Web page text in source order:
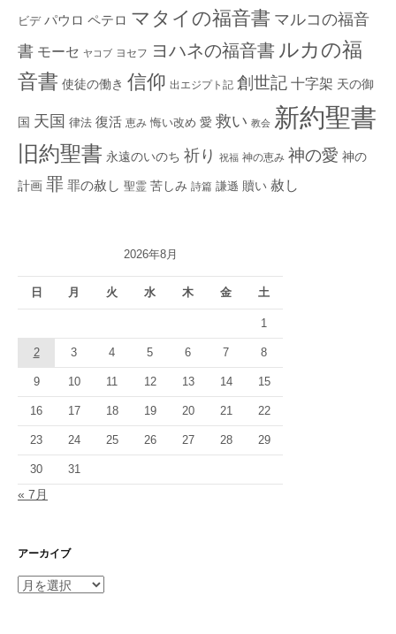
ビデ パウロ ペテロ マタイの福音書 マルコの福音
書 モーセ ヤコブ ヨセフ ヨハネの福音書 ルカの福
音書 使徒の働き 信仰 出エジプト記 創世記 十字架 天の御
国 天国 律法 復活 恵み 悔い改め 愛 救い 教会 新約聖書
旧約聖書 永遠のいのち 祈り 祝福 神の恵み 神の愛 神の
計画 罪 罪の赦し 聖霊 苦しみ 詩篇 謙遜 贖い 赦し
2026年8月
日 月 火 水 木 金 土
1
2 3 4 5 6 7 8
9 10 11 12 13 14 15
16 17 18 19 20 21 22
23 24 25 26 27 28 29
30 31
« 7月
アーカイブ
ア